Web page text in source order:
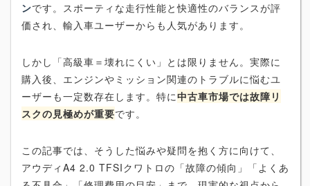
ンです。スポーティな走行性能と快適性のバランスが評
価され、輸入車ユーザーからも人気があります。
しかし「高級車＝壊れにくい」とは限りません。実際に
購入後、エンジンやミッション関連のトラブルに悩むユ
ーザーも一定数存在します。特に中古車市場では故障リ
スクの見極めが重要です。
この記事では、そうした悩みや疑問を抱く方に向けて、
アウディA4 2.0 TFSIクワトロの「故障の傾向」「よくあ